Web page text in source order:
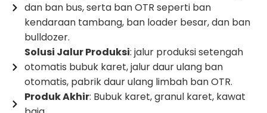
dan ban bus, serta ban OTR seperti ban
kendaraan tambang, ban loader besar, dan ban
bulldozer.
Solusi Jalur Produksi: jalur produksi setengah
otomatis bubuk karet, jalur daur ulang ban
otomatis, pabrik daur ulang limbah ban OTR.
Produk Akhir: Bubuk karet, granul karet, kawat